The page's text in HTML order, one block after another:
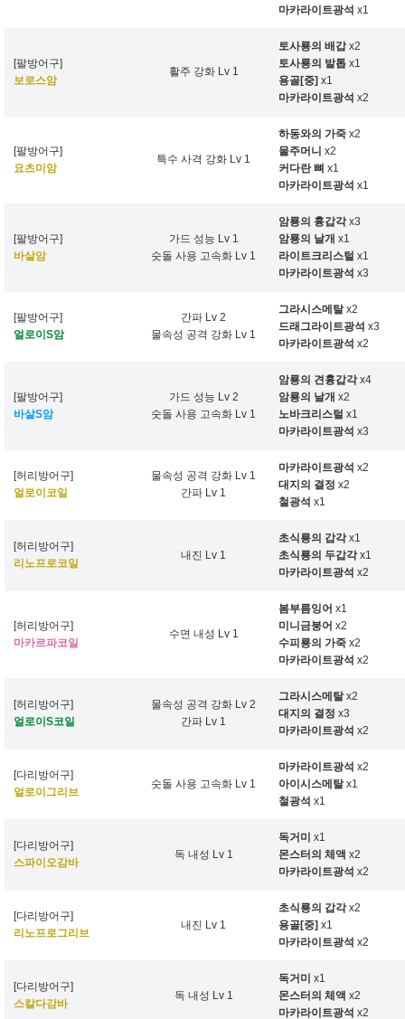
마카라이트광석 x1
[팔방어구]
보로스암
활주 강화 Lv 1
토사룡의 배갑x2
토사룡의 발톱 x1
용골[중] x1
마카라이트광석 x2
[팔방어구]
요츠미암
특수 사격 강화 Lv 1
하동와의 가죽 x2
물주머니 x2
커다란 뼈 x1
마카라이트광석 x1
[팔방어구]
바살암
가드 성능 Lv 1
숫돌 사용 고속화 Lv 1
암룡의 흉갑각x3
암룡의 날개 x1
라이트크리스털 x1
마카라이트광석 x3
[팔방어구]
얼로이S암
간파 Lv 2
물속성 공격 강화 Lv 1
그라시스메탈x2
드래그라이트광석 x3
마카라이트광석 x2
[팔방어구]
바살S암
가드 성능 Lv 2
숫돌 사용 고속화 Lv 1
암룡의 견흉갑각x4
암룡의 날개 x2
노바크리스털 x1
마카라이트광석 x3
[허리방어구]
얼로이코일
물속성 공격 강화 Lv 1
간파 Lv 1
마카라이트광석 x2
대지의 결정 x2
철광석 x1
[허리방어구]
리노프로코일
내진 Lv 1
초식룡의 갑각x1
초식룡의 두갑각x1
마카라이트광석 x2
[허리방어구]
마카르파코일
수면 내성 Lv 1
봄부름잉어 x1
미니금붕어 x2
수피룡의 가죽 x2
마카라이트광석 x2
[허리방어구]
얼로이S코일
물속성 공격 강화 Lv 2
간파 Lv 1
그라시스메탈x2
대지의 결정 x3
마카라이트광석 x2
[다리방어구]
얼로이그리브
숫돌 사용 고속화 Lv 1
마카라이트광석 x2
아이시스메탈x1
철광석 x1
[다리방어구]
스파이오감바
독 내성 Lv 1
독거미 x1
몬스터의 체액 x2
마카라이트광석 x2
[다리방어구]
리노프로그리브
내진 Lv 1
초식룡의 갑각x2
용골[중] x1
마카라이트광석 x2
[다리방어구]
스칼다감바
독 내성 Lv 1
독거미 x1
몬스터의 체액 x2
마카라이트광석 x2